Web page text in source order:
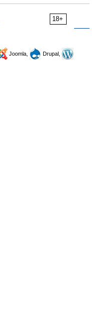
18+
Joomla,
Drupal,